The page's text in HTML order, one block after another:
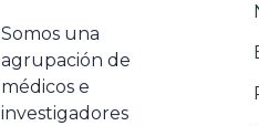
Somos una
agrupación de
médicos e
investigadores